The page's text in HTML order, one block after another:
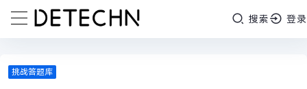
搜索 登录
挑战答题库